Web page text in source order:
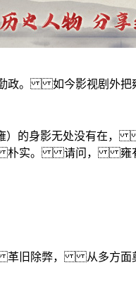
政。 如今影视剧外
的身影无处没有在
。 请问， 雍有着如
除弊， 从多方面奠